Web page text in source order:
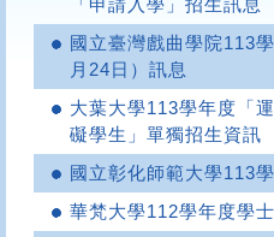
「申請入學」招生訊息
國立臺灣戲曲學院113
月24日）訊息
大葉大學113學年度「
礙學生」單獨招生資訊
國立彰化師範大學113
華梵大學112學年度學